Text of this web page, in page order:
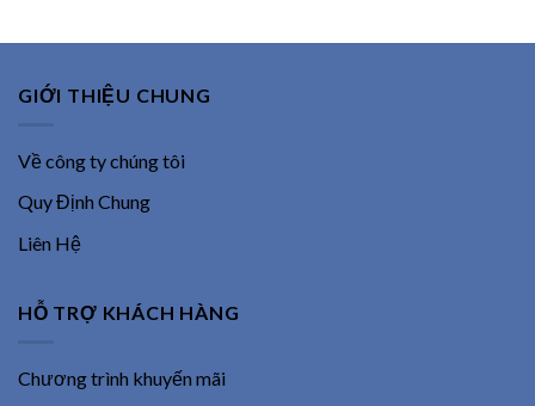
GIỚI THIỆU CHUNG
Về công ty chúng tôi
Quy Định Chung
Liên Hệ
HỖ TRỢ KHÁCH HÀNG
Chương trình khuyến mãi